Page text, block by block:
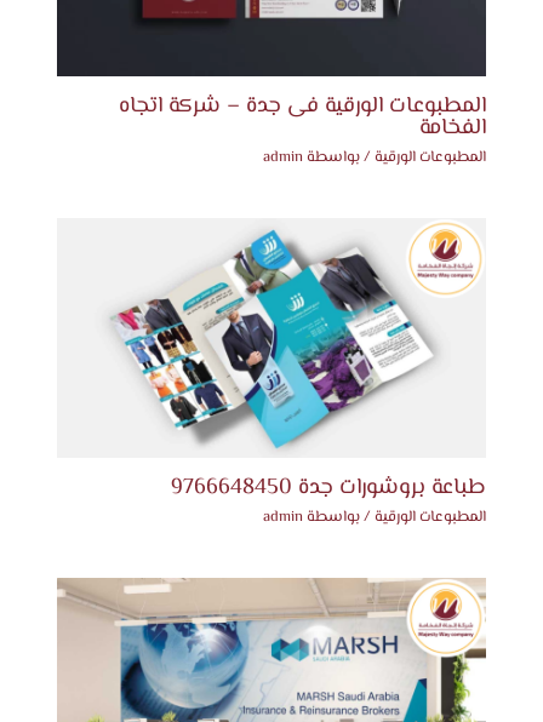
المطبوعات الورقية فى جدة – شركة اتجاه
الفخامة
المطبوعات الورقية / بواسطة admin
طباعة بروشورات جدة 9766648450
المطبوعات الورقية / بواسطة admin